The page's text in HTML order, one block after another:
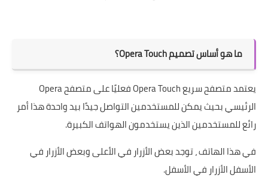
ما هو أساس تصميم Opera Touch؟
يعتمد متصفح سريع Opera Touch فعليًا على متصفح Opera
الرئيسي بحيث يمكن للمستخدمين التواصل جيدًا بيد واحدة هذا أمر
رائع للمستخدمين الذين يستخدمون الهواتف الكبيرة.
في هذا الهاتف ، توجد بعض الأزرار في الأعلى وبعض الأزرار في
الأسفل الأزرار في الأسفل.